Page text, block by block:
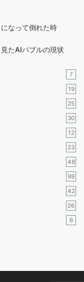
なって倒れた時
たAIバブルの現状
7
19
25
30
12
23
48
99
42
26
6